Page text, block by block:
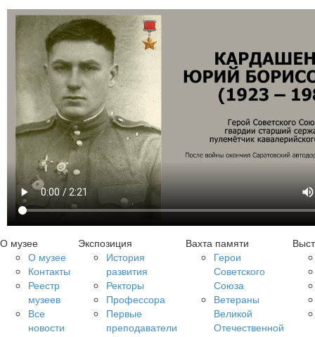
О музее
О музее
Контакты
Реестр
музеев
Все
новости
Экспозиция
История
развития
Ректоры
Профессора
Первые
преподаватели
Вахта памяти
Герои
Советского
Союза
Ветераны
Великой
Отечественной